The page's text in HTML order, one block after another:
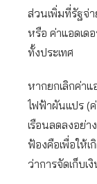
ส่วนเพิ่มที่รัฐจ่
หรือ ค่าแอดเด
ทั้งประเทศ
หากยกเลิกค่าแ
ไฟฟ้าผันแปร (
เรือนลดลงอย่
ฟ้องคือเพื่อให้เ
ว่าการจัดเก็บ